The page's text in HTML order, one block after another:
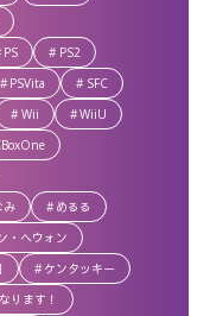
PS
PS2
PSVita
SFC
Wii
WiiU
み
めるる
・ヘウォン
ケンタッキー
ります！